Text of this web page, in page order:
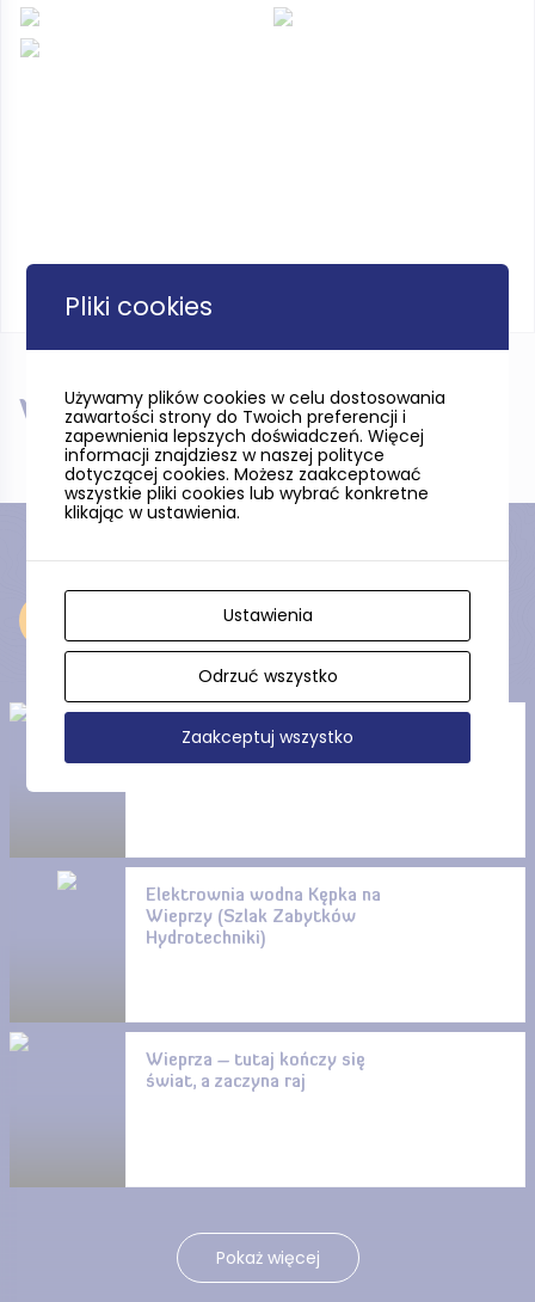
W pobliżu
Elektrownia wodna Biesowice
na Wieprzy (Szlak Zabytków
Elektrownia wodna Kępka na
Wieprzy (Szlak Zabytków
Hydrotechniki)
Wieprza – tutaj kończy się
świat, a zaczyna raj
Pokaż więcej
Pliki cookies
Używamy plików cookies w celu dostosowania
zawartości strony do Twoich preferencji i
zapewnienia lepszych doświadczeń. Więcej
informacji znajdziesz w naszej polityce
dotyczącej cookies. Możesz zaakceptować
wszystkie pliki cookies lub wybrać konkretne
klikając w ustawienia.
Ustawienia
Odrzuć wszystko
Zaakceptuj wszystko